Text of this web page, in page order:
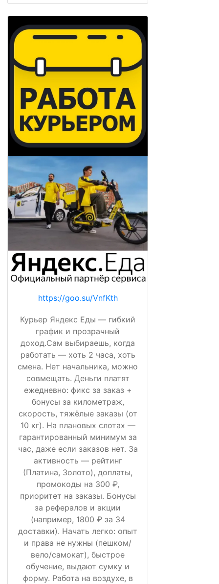
https://goo.su/VnfKth
Курьер Яндекс Еды — гибкий
график и прозрачный
доход.Сам выбираешь, когда
работать — хоть 2 часа, хоть
смена. Нет начальника, можно
совмещать. Деньги платят
ежедневно: фикс за заказ +
бонусы за километраж,
скорость, тяжёлые заказы (от
10 кг). На плановых слотах —
гарантированный минимум за
час, даже если заказов нет. За
активность — рейтинг
(Платина, Золото), доплаты,
промокоды на 300 ₽,
приоритет на заказы. Бонусы
за рефералов и акции
(например, 1800 ₽ за 34
доставки). Начать легко: опыт
и права не нужны (пешком/
вело/самокат), быстрое
обучение, выдают сумку и
форму. Работа на воздухе, в